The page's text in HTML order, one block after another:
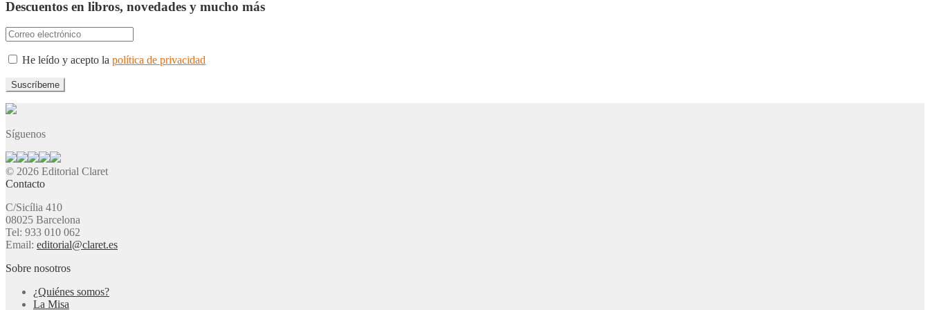
Descuentos en libros, novedades y mucho más
He leído y acepto la política de privacidad
Síguenos
© 2026 Editorial Claret
Contacto
C/Sicília 410
08025 Barcelona
Tel: 933 010 062
Email: editorial@claret.es
Sobre nosotros
¿Quiénes somos?
La Misa